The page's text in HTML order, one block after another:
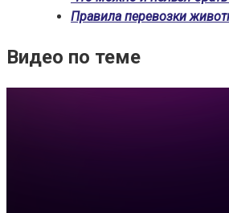
Правила перевозки
Видео по теме